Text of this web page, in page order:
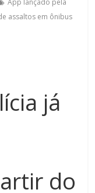
App lançado pela
assaltos em ônibus
já
do